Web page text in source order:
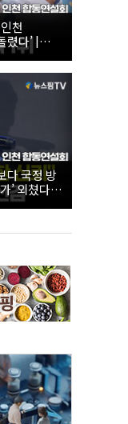
천
다’ |
위원 후
다 국정 방
’ 외쳤다 |
위원 후